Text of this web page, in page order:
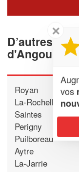
D’autres
d'Angoulins
Royan
La-Rochelle
Saintes
Perigny
Puilboreau
Aytre
La-Jarrie
✕
vos